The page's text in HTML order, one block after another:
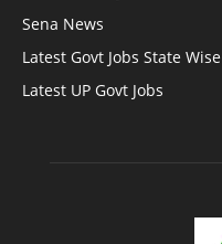
Sena News
Latest Govt Jobs State Wise
Latest UP Govt Jobs